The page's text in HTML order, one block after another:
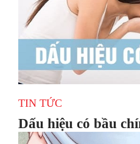
TIN TỨC
Dấu hiệu có bầu